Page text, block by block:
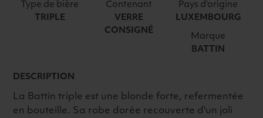
24X33CL
Type de bière
TRIPLE
Contenant
VERRE
CONSIGNÉ
Pays d'origine
LUXEMBOURG
Marque
BATTIN
DESCRIPTION
La Battin triple est une blonde forte, refermentée
en bouteille. Sa robe dorée recouverte d'un joli